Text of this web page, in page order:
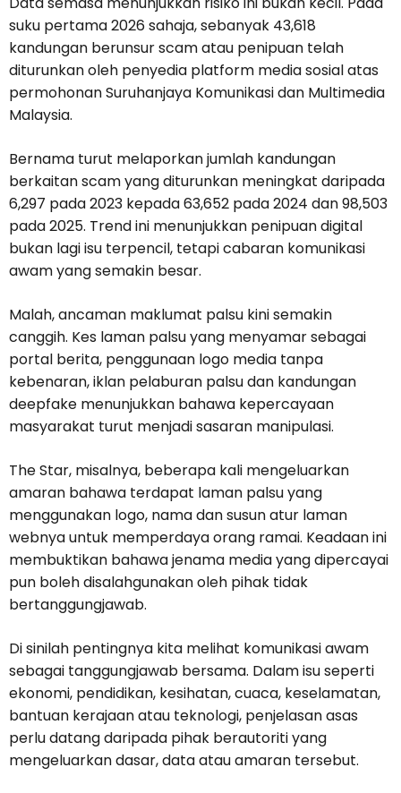
suku pertama 2026 sahaja, sebanyak 43,618
kandungan berunsur scam atau penipuan telah
diturunkan oleh penyedia platform media sosial atas
permohonan Suruhanjaya Komunikasi dan Multimedia
Malaysia.
Bernama turut melaporkan jumlah kandungan
berkaitan scam yang diturunkan meningkat daripada
6,297 pada 2023 kepada 63,652 pada 2024 dan 98,503
pada 2025. Trend ini menunjukkan penipuan digital
bukan lagi isu terpencil, tetapi cabaran komunikasi
awam yang semakin besar.
Malah, ancaman maklumat palsu kini semakin
canggih. Kes laman palsu yang menyamar sebagai
portal berita, penggunaan logo media tanpa
kebenaran, iklan pelaburan palsu dan kandungan
deepfake menunjukkan bahawa kepercayaan
masyarakat turut menjadi sasaran manipulasi.
The Star, misalnya, beberapa kali mengeluarkan
amaran bahawa terdapat laman palsu yang
menggunakan logo, nama dan susun atur laman
webnya untuk memperdaya orang ramai. Keadaan ini
membuktikan bahawa jenama media yang dipercayai
pun boleh disalahgunakan oleh pihak tidak
bertanggungjawab.
Di sinilah pentingnya kita melihat komunikasi awam
sebagai tanggungjawab bersama. Dalam isu seperti
ekonomi, pendidikan, kesihatan, cuaca, keselamatan,
bantuan kerajaan atau teknologi, penjelasan asas
perlu datang daripada pihak berautoriti yang
mengeluarkan dasar, data atau amaran tersebut.